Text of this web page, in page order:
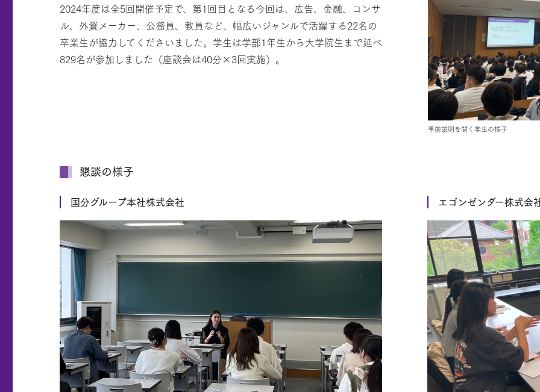
事前説明を聞く学生の様子
2024年度は全5回開催予定で、第1回目となる今回は、広告、金融、コンサ
ル、外資メーカー、公務員、教員など、幅広いジャンルで活躍する22名の
卒業生が協力してくださいました。学生は学部1年生から大学院生まで延べ
829名が参加しました（座談会は40分×3回実施）。
懇談の様子
国分グループ本社株式会社 エゴンゼンダー株式会